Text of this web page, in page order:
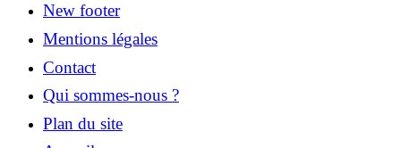
New footer
Mentions légales
Contact
Qui sommes-nous ?
Plan du site